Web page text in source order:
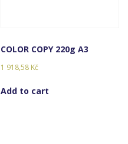
COLOR COPY 220g A3
1 918,58 Kč
Add to cart